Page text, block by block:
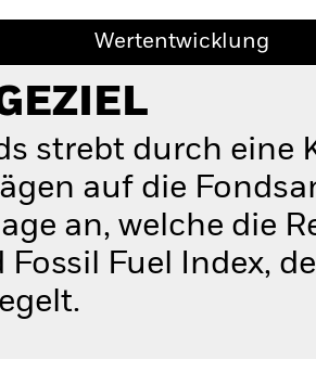
Wertentwicklung
strebt durch
auf die
an, welche die
Fossil Fuel Index,